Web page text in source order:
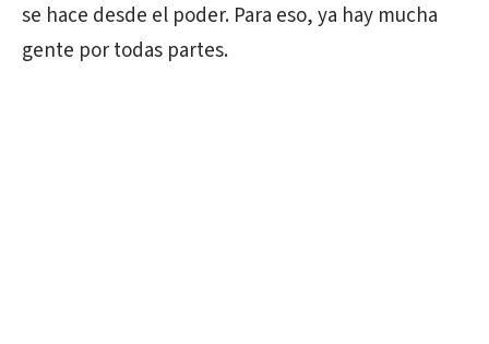
se hace desde el poder. Para eso, ya hay mucha
gente por todas partes.